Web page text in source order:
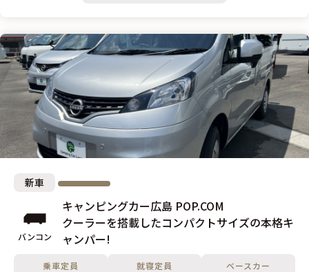
新車
バンコン
キャンピングカー広島 POP.COM
クーラーを搭載したコンパクトサイズの本格キ
ャンパー!
乗車定員 就寝定員 ベースカー